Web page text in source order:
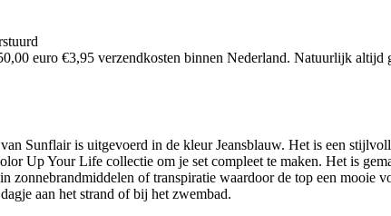
euro €3,95 verzendkosten binnen Nederland. Natuurlijk altijd
Sunflair is uitgevoerd in de kleur Jeansblauw. Het is een
Up Your Life collectie om je set compleet te maken. Het is
zonnebrandmiddelen of transpiratie waardoor de top een
aan het strand of bij het zwembad.